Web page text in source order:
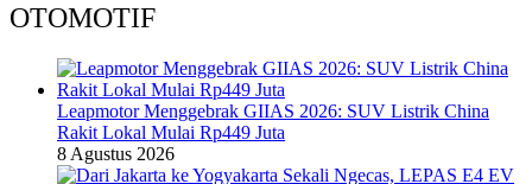
OTOMOTIF
Leapmotor Menggebrak GIIAS 2026: SUV Listrik China
Rakit Lokal Mulai Rp449 Juta
8 Agustus 2026